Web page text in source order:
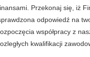
Przekonaj się, iż
odpowiedź na
współpracy z
kwalifikacji